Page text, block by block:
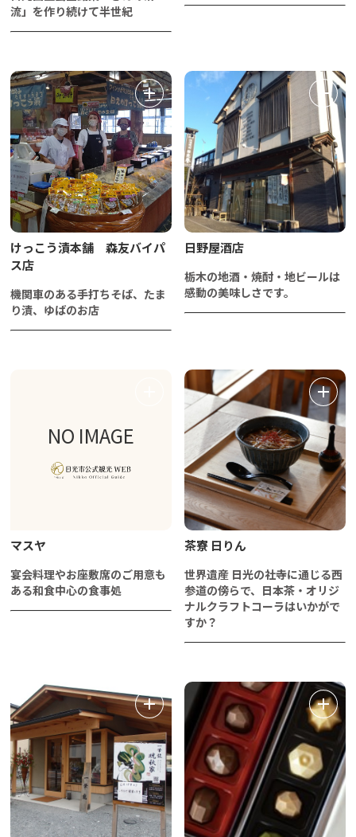
流」を作り続けて半世紀
けっこう漬本舗 森友バイパ
ス店
機関車のある手打ちそば、たま
り漬、ゆばのお店
日野屋酒店
栃木の地酒・焼酎・地ビールは
感動の美味しさです。
NO IMAGE
マスヤ
宴会料理やお座敷席のご用意も
ある和食中心の食事処
茶寮 日りん
世界遺産 日光の社寺に通じる西
参道の傍らで、日本茶・オリジ
ナルクラフトコーラはいかがで
すか？